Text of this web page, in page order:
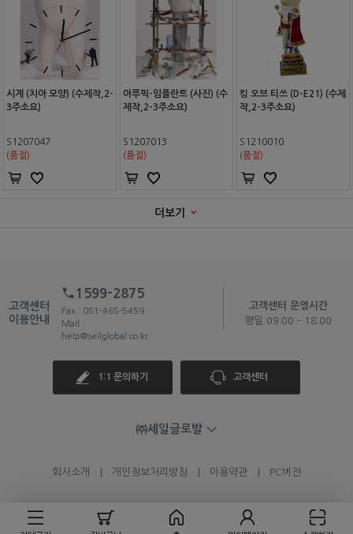
시계 (치아 모양) (수제작,2-
3주소요)
S1207047
(품절)
아루픽-임플란트 (사진) (수
제작,2-3주소요)
S1207013
(품절)
킹 오브 티쓰 (D-E21) (수제
작,2-3주소요)
S1210010
(품절)
더보기
고객센터
이용안내
1599-2875
Fax : 051-465-5459
Mail :
help@seilglobal.co.kr
고객센터 운영시간
평일 09:00 - 18:00
1:1 문의하기 고객센터
㈜세일글로발
회사소개 개인정보처리방침 이용약관 PC버전